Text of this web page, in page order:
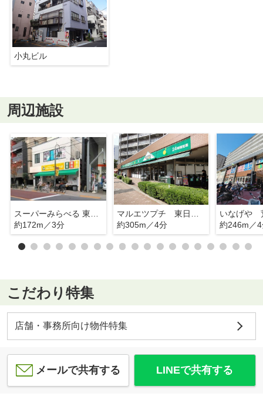
小丸ビル
周辺施設
約172m／3分
約305m／4分
約246m／
こだわり特集
店舗・事務所向け物件特集
メールで共有する LINEで共有する